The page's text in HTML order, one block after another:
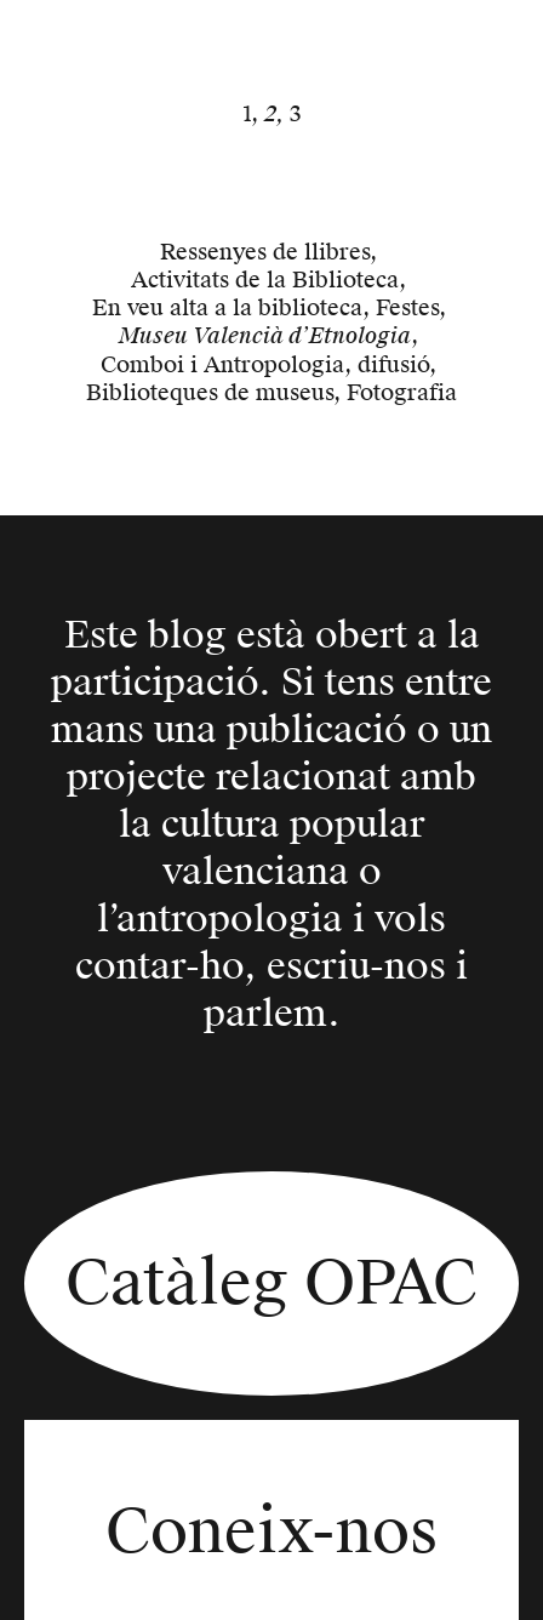
1 2 3
Ressenyes de llibres,
Activitats de la Biblioteca,
En veu alta a la biblioteca, Festes,
Museu Valencià d’Etnologia,
Comboi i Antropologia, difusió,
Biblioteques de museus, Fotografia
Este blog està obert a la
participació. Si tens entre
mans una publicació o un
projecte relacionat amb
la cultura popular
valenciana o
l’antropologia i vols
contar-ho, escriu-nos i
parlem.
Catàleg OPAC
Coneix-nos